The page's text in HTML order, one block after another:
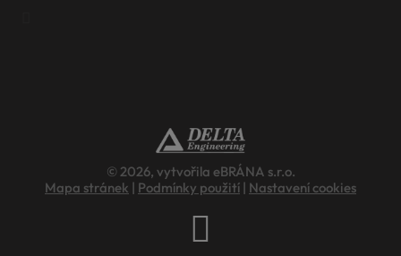
© 2026, vytvořila eBRÁNA s.r.o.
Mapa stránek | Podmínky použití | Nastavení cookies